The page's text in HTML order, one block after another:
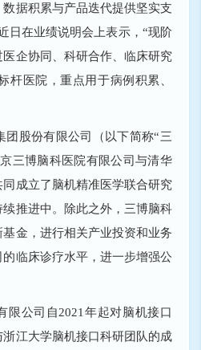
据积累与产品迭代提供坚实支
日在业绩说明会上表示，“现阶
企协同、科研合作、临床研究
杆医院，重点用于病例积累、
股份有限公司（以下简称“三
三博脑科医院有限公司与清华
成立了脑机精准医学联合研究
推进中。除此之外，三博脑科
金，进行相关产业投资和业务
临床诊疗水平，进一步增强公
公司自2021年起对脑机接口
江大学脑机接口科研团队的成